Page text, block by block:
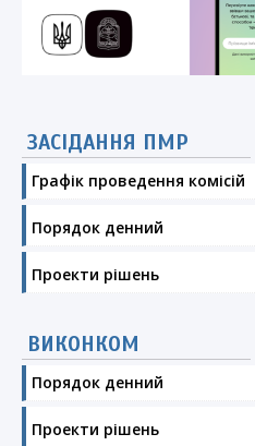
ЗАСІДАННЯ ПМР
Графік проведення комісій
Порядок денний
Проекти рішень
ВИКОНКОМ
Порядок денний
Проекти рішень